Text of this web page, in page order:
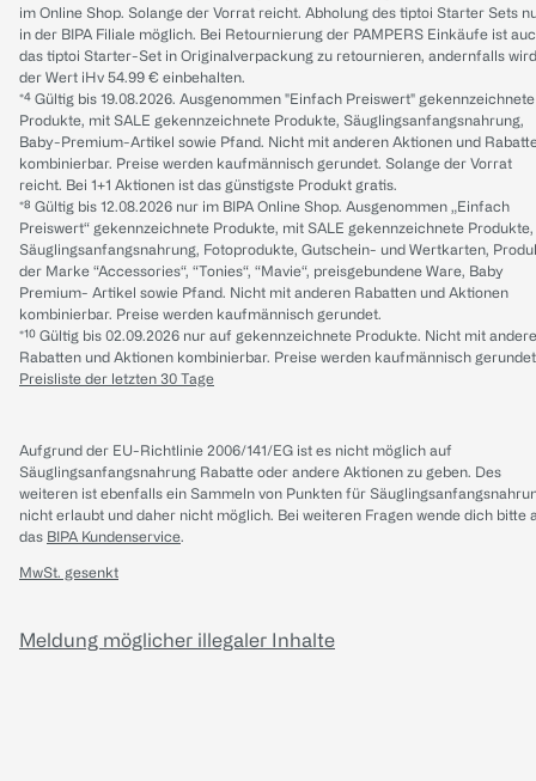
im Online Shop. Solange der Vorrat reicht. Abholung des tiptoi Starter Sets
in der BIPA Filiale möglich. Bei Retournierung der PAMPERS Einkäufe ist
das tiptoi Starter-Set in Originalverpackung zu retournieren, andernfalls wird
der Wert iHv 54.99 € einbehalten.
*⁴ Gültig bis 19.08.2026. Ausgenommen "Einfach Preiswert" gekennzeichnete
Produkte, mit SALE gekennzeichnete Produkte, Säuglingsanfangsnahrung,
Baby-Premium-Artikel sowie Pfand. Nicht mit anderen Aktionen und
kombinierbar. Preise werden kaufmännisch gerundet. Solange der Vorrat
reicht. Bei 1+1 Aktionen ist das günstigste Produkt gratis.
*⁸ Gültig bis 12.08.2026 nur im BIPA Online Shop. Ausgenommen „Einfach
Preiswert“ gekennzeichnete Produkte, mit SALE gekennzeichnete Produkte,
Säuglingsanfangsnahrung, Fotoprodukte, Gutschein- und Wertkarten,
der Marke “Accessories“, “Tonies“, “Mavie“, preisgebundene Ware, Baby
Premium- Artikel sowie Pfand. Nicht mit anderen Rabatten und Aktionen
kombinierbar. Preise werden kaufmännisch gerundet.
*¹⁰ Gültig bis 02.09.2026 nur auf gekennzeichnete Produkte. Nicht mit
Rabatten und Aktionen kombinierbar. Preise werden kaufmännisch
Preisliste der letzten 30 Tage
Aufgrund der EU-Richtlinie 2006/141/EG ist es nicht möglich auf
Säuglingsanfangsnahrung Rabatte oder andere Aktionen zu geben. Des
weiteren ist ebenfalls ein Sammeln von Punkten für
nicht erlaubt und daher nicht möglich. Bei weiteren Fragen wende dich bitte
das BIPA Kundenservice.
MwSt. gesenkt
Meldung möglicher illegaler Inhalte